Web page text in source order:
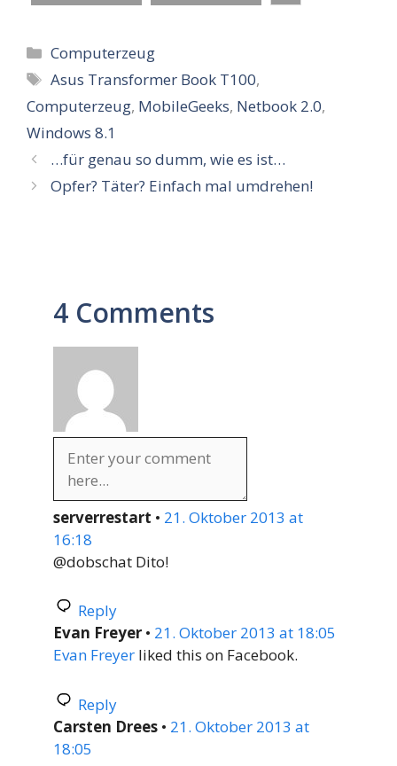
Kategorien
Computerzeug
Schlagwörter
Asus Transformer Book T100,
Computerzeug, MobileGeeks, Netbook 2.0,
Windows 8.1
…für genau so dumm, wie es ist…
Opfer? Täter? Einfach mal umdrehen!
4 Comments
serverrestart • 21. Oktober 2013 at
16:18
@dobschat Dito!
Reply
Evan Freyer • 21. Oktober 2013 at 18:05
Evan Freyer liked this on Facebook.
Reply
Carsten Drees • 21. Oktober 2013 at
18:05